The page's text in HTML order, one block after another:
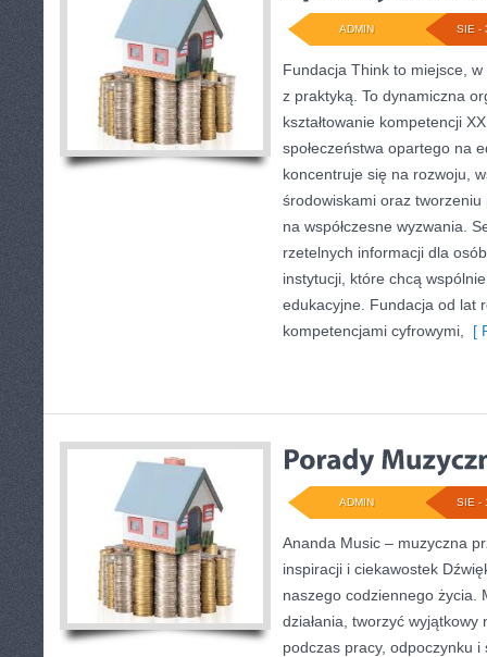
SIE -
ADMIN
Fundacja Think to miejsce,
z praktyką. To dynamiczna
kształtowanie kompetencji
społeczeństwa opartego na
koncentruje się na rozwoju,
środowiskami oraz
na współczesne wyzwania.
rzetelnych informacji dla
instytucji, które chcą
edukacyjne. Fundacja od lat
kompetencjami cyfrowymi,
[
SIE -
ADMIN
Ananda Music – muzyczna
inspiracji i ciekawostek
naszego codziennego życia.
działania, tworzyć
podczas pracy, odpoczynku